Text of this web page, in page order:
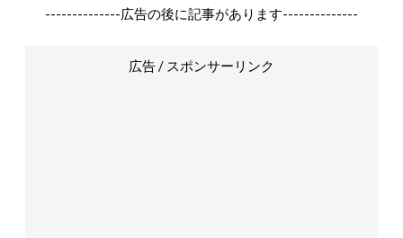
--------------広告の後に記事があります--------------
広告 / スポンサーリンク